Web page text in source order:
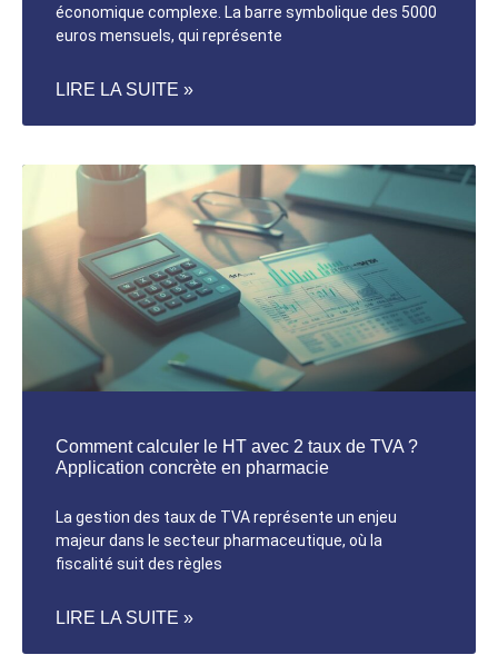
économique complexe. La barre symbolique des 5000
euros mensuels, qui représente
LIRE LA SUITE »
Comment calculer le HT avec 2 taux de TVA ?
Application concrète en pharmacie
La gestion des taux de TVA représente un enjeu
majeur dans le secteur pharmaceutique, où la
fiscalité suit des règles
LIRE LA SUITE »